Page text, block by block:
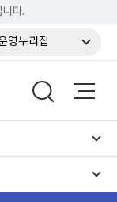
다.
영누리집